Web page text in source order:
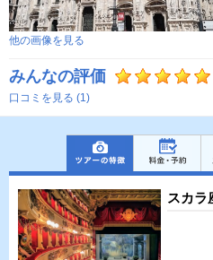
他の画像を見る
みんなの評価
口コミを見る (1)
スカラ